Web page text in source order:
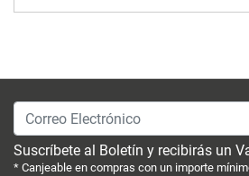
Correo Electrónico
Suscríbete al Boletín y recibirás un
* Canjeable en compras con un importe